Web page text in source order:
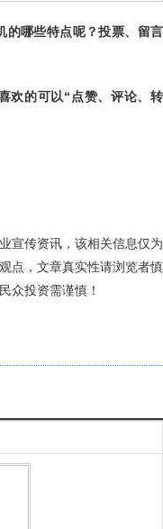
的哪些特点呢？投票、留言
欢的可以“点赞、评论、转
宣传资讯，该相关信息仅为
点，文章真实性请浏览者慎
众投资需谨慎！